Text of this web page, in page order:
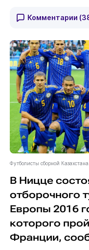
Комментарии
Футболисты сборной
В Ницце
отборочного
Европы 2016
которого
Франции,